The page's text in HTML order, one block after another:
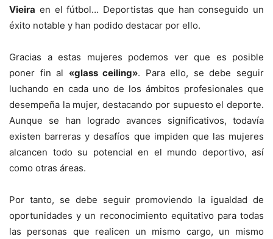
Vieira en el fútbol… Deportistas que han conseguido un
éxito notable y han podido destacar por ello.
Gracias a estas mujeres podemos ver que es posible
poner fin al «glass ceiling». Para ello, se debe seguir
luchando en cada uno de los ámbitos profesionales que
desempeña la mujer, destacando por supuesto el deporte.
Aunque se han logrado avances significativos, todavía
existen barreras y desafíos que impiden que las mujeres
alcancen todo su potencial en el mundo deportivo, así
como otras áreas.
Por tanto, se debe seguir promoviendo la igualdad de
oportunidades y un reconocimiento equitativo para todas
las personas que realicen un mismo cargo, un mismo